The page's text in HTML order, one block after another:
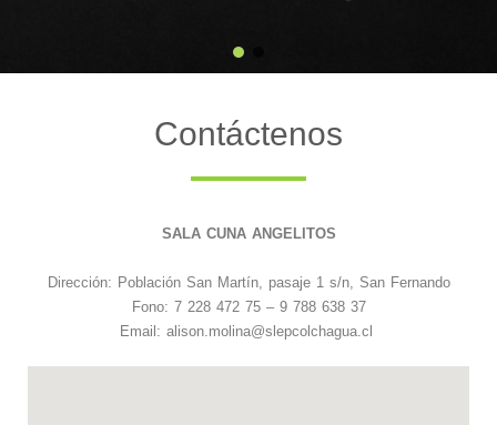
Contáctenos
SALA CUNA ANGELITOS
Dirección: Población San Martín, pasaje 1 s/n, San Fernando
Fono: 7 228 472 75 – 9 788 638 37
Email: alison.molina@slepcolchagua.cl